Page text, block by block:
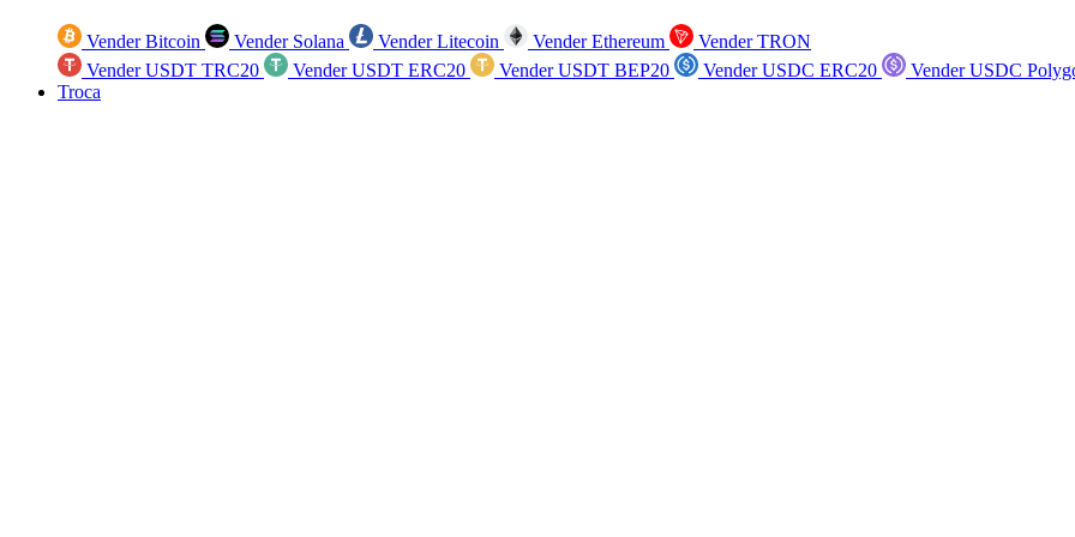
Vender Bitcoin Vender Solana Vender Litecoin Vender Ethereum
Vender TRON
Vender USDT TRC20
Vender USDT ERC20 Vender USDT BEP20 Vender USDC ERC20
Vender USDC
Troca